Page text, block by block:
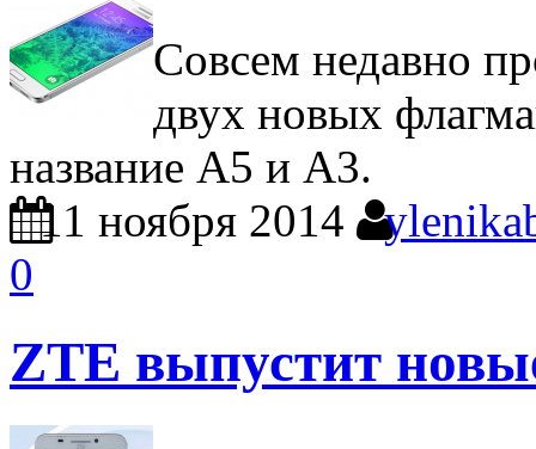
Совсем недавно
двух новых
название А5 и А3.
11 ноября 2014
0
ZTE выпустит